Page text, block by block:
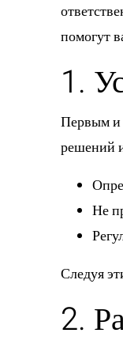
помогут
1.
Первым и
решений
Не
Следуя
2.